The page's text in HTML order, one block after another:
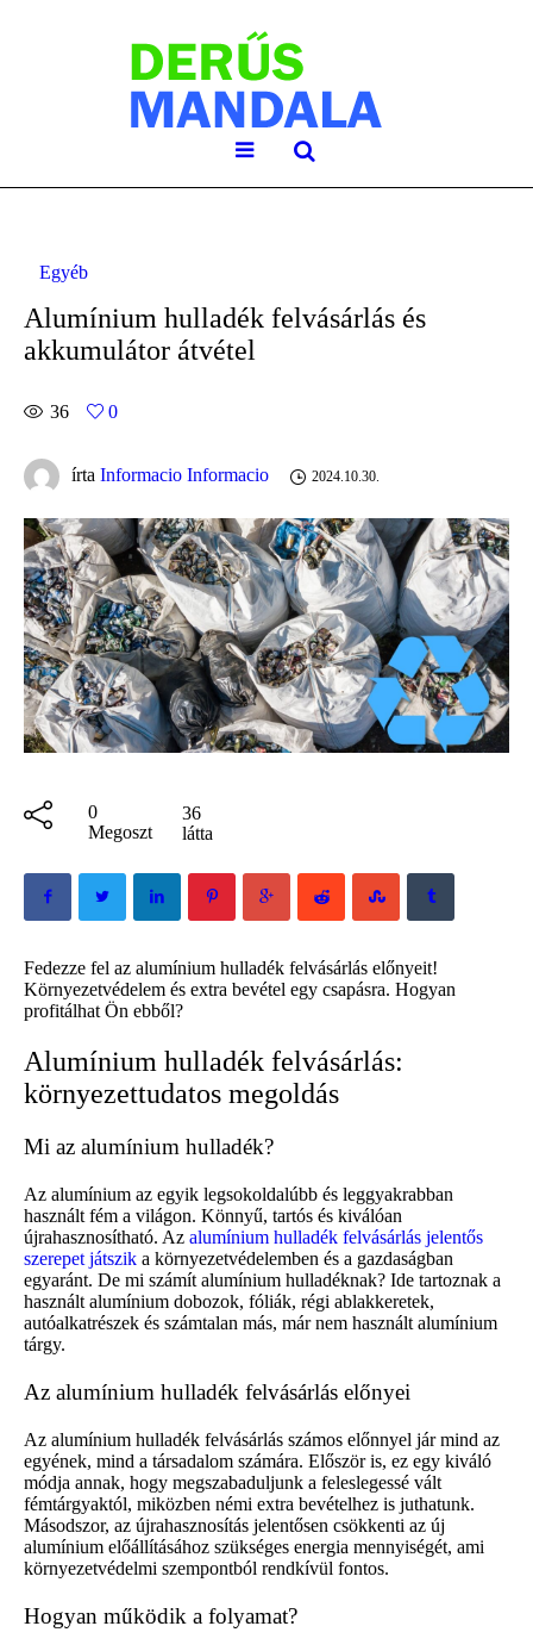
Egyéb
Alumínium hulladék felvásárlás és
akkumulátor átvétel
36 0
írta Informacio Informacio 2024.10.30.
0
Megoszt
36
látta
Fedezze fel az alumínium hulladék felvásárlás előnyeit!
Környezetvédelem és extra bevétel egy csapásra. Hogyan
profitálhat Ön ebből?
Alumínium hulladék felvásárlás:
környezettudatos megoldás
Mi az alumínium hulladék?
Az alumínium az egyik legsokoldalúbb és leggyakrabban
használt fém a világon. Könnyű, tartós és kiválóan
újrahasznosítható. Az alumínium hulladék felvásárlás jelentős
szerepet játszik a környezetvédelemben és a gazdaságban
egyaránt. De mi számít alumínium hulladéknak? Ide tartoznak a
használt alumínium dobozok, fóliák, régi ablakkeretek,
autóalkatrészek és számtalan más, már nem használt alumínium
tárgy.
Az alumínium hulladék felvásárlás előnyei
Az alumínium hulladék felvásárlás számos előnnyel jár mind az
egyének, mind a társadalom számára. Először is, ez egy kiváló
módja annak, hogy megszabaduljunk a feleslegessé vált
fémtárgyaktól, miközben némi extra bevételhez is juthatunk.
Másodszor, az újrahasznosítás jelentősen csökkenti az új
alumínium előállításához szükséges energia mennyiségét, ami
környezetvédelmi szempontból rendkívül fontos.
Hogyan működik a folyamat?